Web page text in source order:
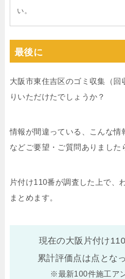
い。
最後に
大阪市東住吉区のゴミ収集（回
りいただけたでしょうか？
情報が間違っている、こんな情
などご要望・ご質問ありました
片付け110番が調査した上で、
まとめます。
現在の大阪片付け
累計評価点は点とな
※最新100件施工ア